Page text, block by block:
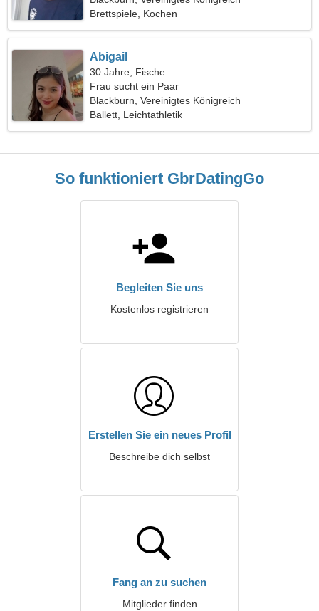
Brettspiele, Kochen
Abigail
30 Jahre, Fische
Frau sucht ein Paar
Blackburn, Vereinigtes Königreich
Ballett, Leichtathletik
So funktioniert GbrDatingGo
Begleiten Sie uns
Kostenlos registrieren
Erstellen Sie ein neues Profil
Beschreibe dich selbst
Fang an zu suchen
Mitglieder finden